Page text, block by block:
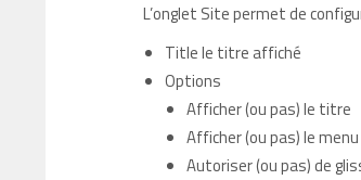
L’onglet Site permet de
Title le titre affiché
Options
Afficher (ou pas) le titre
Afficher (ou pas) le
Autoriser (ou pas) de